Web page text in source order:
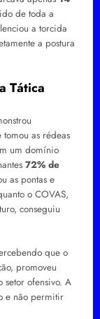
de toda a
a torcida
a postura
Tática
as rédeas
um domínio
72% de
as pontas e
o COVAS,
conseguiu
que o
promoveu
ofensivo. A
e não permitir